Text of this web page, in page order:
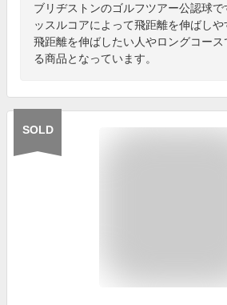
ブリヂストンのゴルフツアー公認球
ッスルコアによって飛距離を伸ばし
飛距離を伸ばしたい人やロングコー
る商品となっています。
SOLD